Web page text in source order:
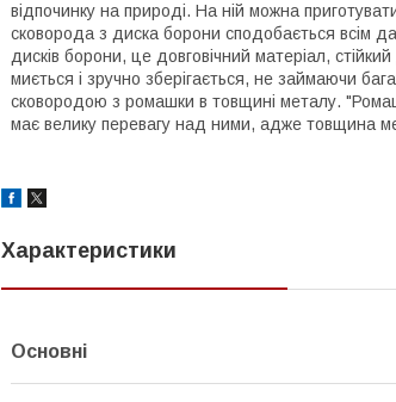
відпочинку на природі. На ній можна
сковорода з диска борони сподобається всім
дисків борони, це довговічний матеріал,
миється і зручно зберігається, не займаючи
сковородою з ромашки в товщині металу.
має велику перевагу над ними, адже товщина
Характеристики
Основні